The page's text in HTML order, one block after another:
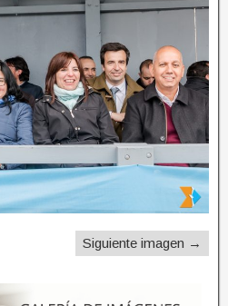
Siguiente imagen →